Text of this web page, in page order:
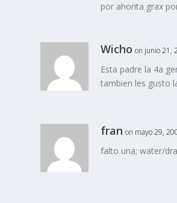
por ahorita grax
Wicho on junio 21,
Esta padre la 4a
tambien les gusto
fran on mayo 29,
falto una; water/